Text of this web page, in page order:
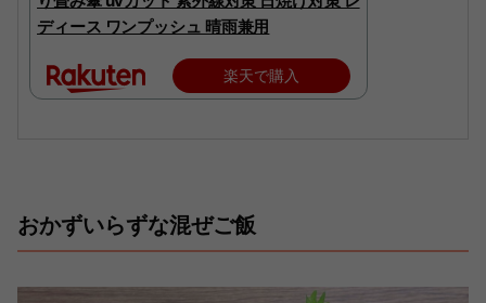
ディース ワンプッシュ 晴雨兼用
楽天で購入
おかずいらずな混ぜご飯